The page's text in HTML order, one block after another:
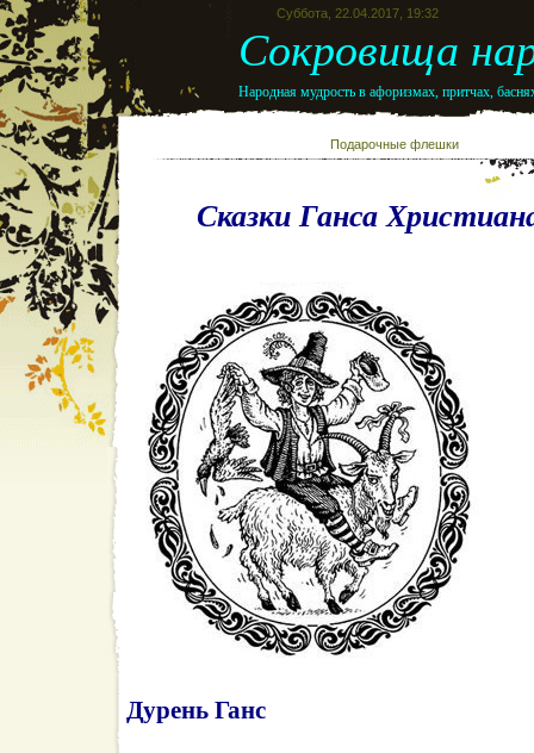
Суббота, 22.04.2017, 19:32
Сокровища
Народная мудрость в афоризмах, притчах,
Подарочные
Сказки Ганса
Дурень Ганс